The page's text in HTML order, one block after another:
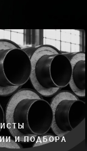
И ПОДБОРА